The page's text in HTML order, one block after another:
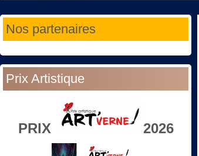
Nos partenaires
Prix Artistique
PRIX 2026